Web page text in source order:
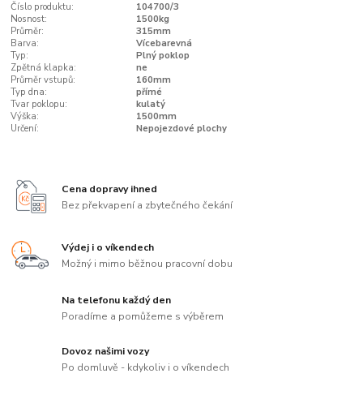
Číslo produktu:
104700/3
Nosnost:
1500kg
Průměr:
315mm
Barva:
Vícebarevná
Typ:
Plný poklop
Zpětná klapka:
ne
Průměr vstupů:
160mm
Typ dna:
přímé
Tvar poklopu:
kulatý
Výška:
1500mm
Určení:
Nepojezdové plochy
Cena dopravy ihned
Bez překvapení a zbytečného čekání
Výdej i o víkendech
Možný i mimo běžnou pracovní dobu
Na telefonu každý den
Poradíme a pomůžeme s výběrem
Dovoz našimi vozy
Po domluvě - kdykoliv i o víkendech